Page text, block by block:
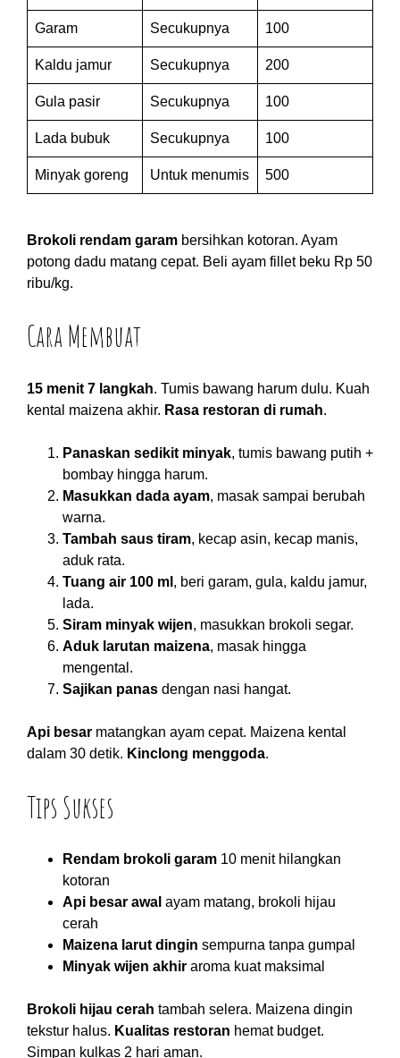
Garam Secukupnya 100
Kaldu jamur Secukupnya 200
Gula pasir Secukupnya 100
Lada bubuk Secukupnya 100
Minyak goreng Untuk menumis 500
Brokoli rendam garam bersihkan kotoran. Ayam
potong dadu matang cepat. Beli ayam fillet beku Rp 50
ribu/kg.
Cara Membuat
15 menit 7 langkah. Tumis bawang harum dulu. Kuah
kental maizena akhir. Rasa restoran di rumah.
Panaskan sedikit minyak, tumis bawang putih +
bombay hingga harum.
Masukkan dada ayam, masak sampai berubah
warna.
Tambah saus tiram, kecap asin, kecap manis,
aduk rata.
Tuang air 100 ml , beri garam, gula, kaldu jamur,
lada.
Siram minyak wijen, masukkan brokoli segar.
Aduk larutan maizena, masak hingga
mengental.
Sajikan panas dengan nasi hangat.
Api besar matangkan ayam cepat. Maizena kental
dalam 30 detik. Kinclong menggoda.
Tips Sukses
Rendam brokoli garam 10 menit hilangkan
kotoran
Api besar awal ayam matang, brokoli hijau
cerah
Maizena larut dingin sempurna tanpa gumpal
Minyak wijen akhir aroma kuat maksimal
Brokoli hijau cerah tambah selera. Maizena dingin
tekstur halus. Kualitas restoran hemat budget.
Simpan kulkas 2 hari aman.